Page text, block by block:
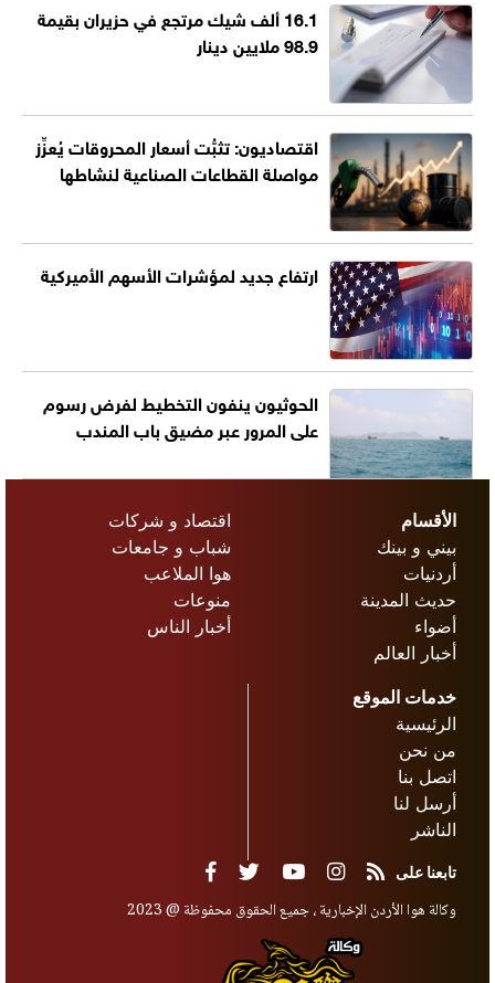
16.1 ألف شيك مرتجع في حزيران بقيمة
98.9 ملايين دينار
اقتصاديون: تثبُّت أسعار المحروقات يُعزِّز
مواصلة القطاعات الصناعية لنشاطها
ارتفاع جديد لمؤشرات الأسهم الأميركية
الحوثيون ينفون التخطيط لفرض رسوم
على المرور عبر مضيق باب المندب
الأقسام
بيني و بينك
أردنيات
حديث المدينة
أضواء
أخبار العالم
اقتصاد و شركات
شباب و جامعات
هوا الملاعب
منوعات
أخبار الناس
خدمات الموقع
الرئيسية
من نحن
اتصل بنا
أرسل لنا
الناشر
تابعنا على
وكالة هوا الأردن الإخبارية ، جميع الحقوق محفوظة @ 2023